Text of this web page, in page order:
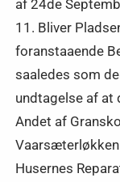
af 24de
11. Bliver
foranstaaende
saaledes som
undtagelse af at
Andet af
Vaarsæterløkken
Husernes